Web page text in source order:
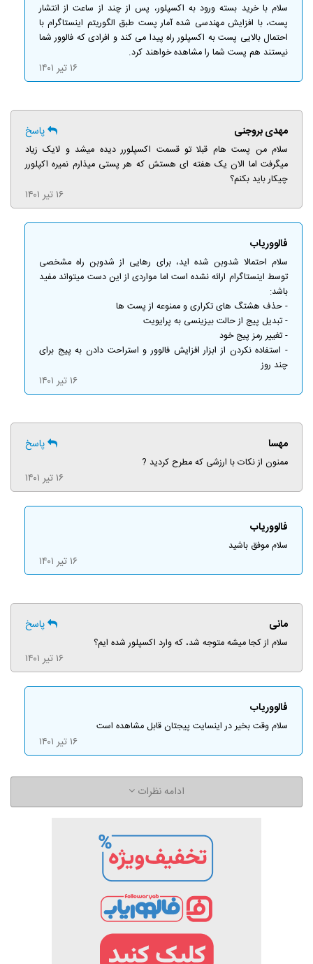
سلام با خرید بسته ورود به اکسپلور، پس از چند از ساعت از انتشار
پست، با افزایش مهندسی شده آمار پست طبق الگوریتم اینستاگرام با
احتمال بالایی پست به اکسپلور راه پیدا می کند و افرادی که فالوور شما
نیستند هم پست شما را مشاهده خواهند کرد.
۱۶ تیر ۱۴۰۱
مهدی بروجنی پاسخ
سلام من پست هام قبلا تو قسمت اکسپلورر دیده میشد و لایک زیاد
میگرفت اما‌ الان یک هفته ای هستش که هر پستی میذارم نمیره اکپلورر
چیکار باید بکنم؟
۱۶ تیر ۱۴۰۱
فالووریاب
سلام احتمالا شدوبن شده اید، برای رهایی از شدوبن راه مشخصی
توسط اینستاگرام ارائه نشده است اما مواردی از این دست میتواند مفید
باشد:
- حذف هشتگ های تکراری و ممنوعه از پست ها
- تبدیل پیج از حالت بیزینسی به پرایویت
- تغییر رمز پیج خود
- استفاده نکردن از ابزار افزایش فالوور و استراحت دادن به پیج برای
چند روز
۱۶ تیر ۱۴۰۱
مهسا پاسخ
ممنون از نکات با ارزشی که مطرح کردید ?
۱۶ تیر ۱۴۰۱
فالووریاب
سلام موفق باشید
۱۶ تیر ۱۴۰۱
مانی پاسخ
سلام از کجا میشه متوجه شد، که وارد اکسپلور شده ایم؟
۱۶ تیر ۱۴۰۱
فالووریاب
سلام وقت بخیر در اینسایت پیجتان قابل مشاهده است
۱۶ تیر ۱۴۰۱
ادامه نظرات